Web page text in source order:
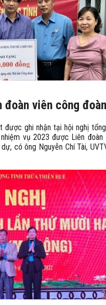
đoàn viên công đoàn
ghi nhận tại hội nghị
vụ 2023 được Liên đoàn
có ông Nguyễn Chí Tài,